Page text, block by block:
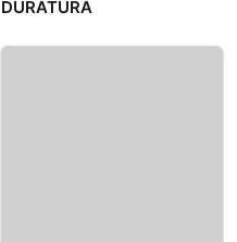
DURATURA